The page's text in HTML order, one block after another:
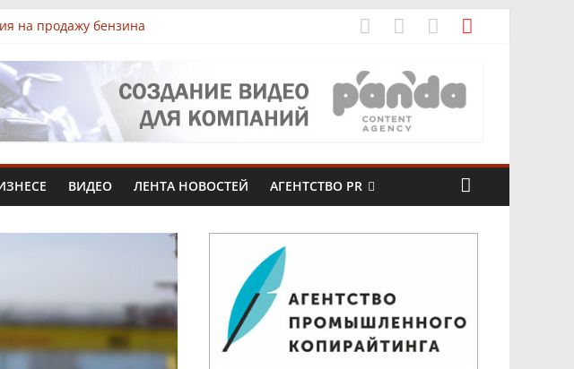
на продажу бензина
локации
африканского сома втрое
в производство в Чебоксарах
ВИДЕО ЛЕНТА НОВОСТЕЙ АГЕНТСТВО PR